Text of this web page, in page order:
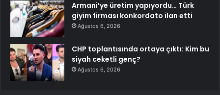
Armani’ye üretim yapıyordu… Türk
giyim firması konkordato ilan etti
Ağustos 6, 2026
CHP toplantısında ortaya çıktı: Kim bu
siyah ceketli genç?
Ağustos 6, 2026